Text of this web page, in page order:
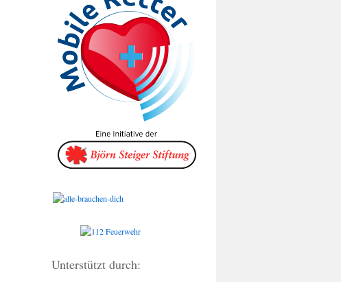
Unterstützt durch: